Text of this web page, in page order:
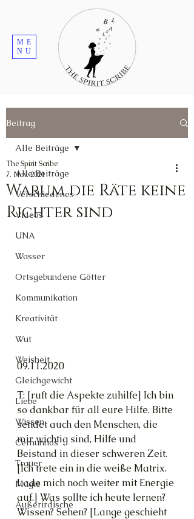
ME
NU
Beitrag
Alle Beiträge
Verschiedenes
Videos
UNA
Wasser
Ortsgebundene Götter
Kommunikation
Kreativität
Wut
Weisheit
Gleichgewicht
Liebe
Wissen
Cernunnos
Trauer
Magie
Außerirdische
Alle Beiträge
Warum die Räte keine
Richter sind
The Spirit Scribe
7. Nov. 2021
09.11.2020
T: [ruft die Aspekte zuhilfe] Ich bin
so dankbar für all eure Hilfe. Bitte
sendet auch den Menschen, die
mir wichtig sind, Hilfe und
Beistand in dieser schweren Zeit.
[Ich trete ein in die weiße Matrix.
Lade mich noch weiter mit Energie
auf.] Was sollte ich heute lernen?
Wissen? Sehen? [Lange geschieht